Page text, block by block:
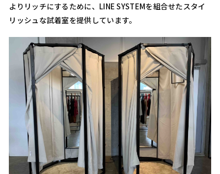
よりリッチにするために、LINE SYSTEMを組合せたスタイ
リッシュな試着室を提供しています。